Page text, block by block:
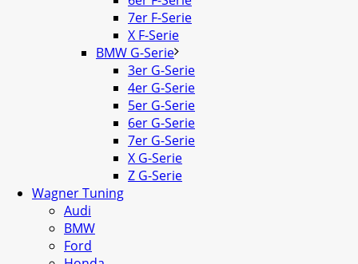
7er F-Serie
X F-Serie
BMW G-Serie
3er G-Serie
4er G-Serie
5er G-Serie
6er G-Serie
7er G-Serie
X G-Serie
Z G-Serie
Wagner Tuning
Audi
BMW
Ford